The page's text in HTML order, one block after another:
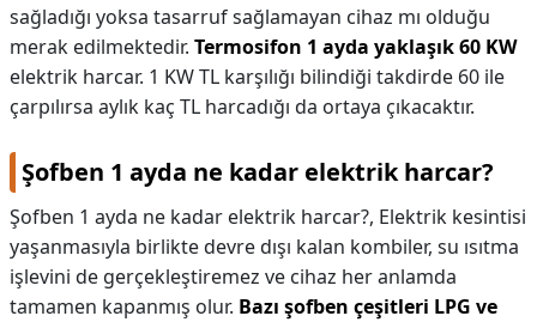
sağladığı yoksa tasarruf sağlamayan cihaz mı olduğu
merak edilmektedir. Termosifon 1 ayda yaklaşık 60 KW
elektrik harcar. 1 KW TL karşılığı bilindiği takdirde 60 ile
çarpılırsa aylık kaç TL harcadığı da ortaya çıkacaktır.
Şofben 1 ayda ne kadar elektrik harcar?
Şofben 1 ayda ne kadar elektrik harcar?, Elektrik kesintisi
yaşanmasıyla birlikte devre dışı kalan kombiler, su ısıtma
işlevini de gerçekleştiremez ve cihaz her anlamda
tamamen kapanmış olur. Bazı şofben çeşitleri LPG ve